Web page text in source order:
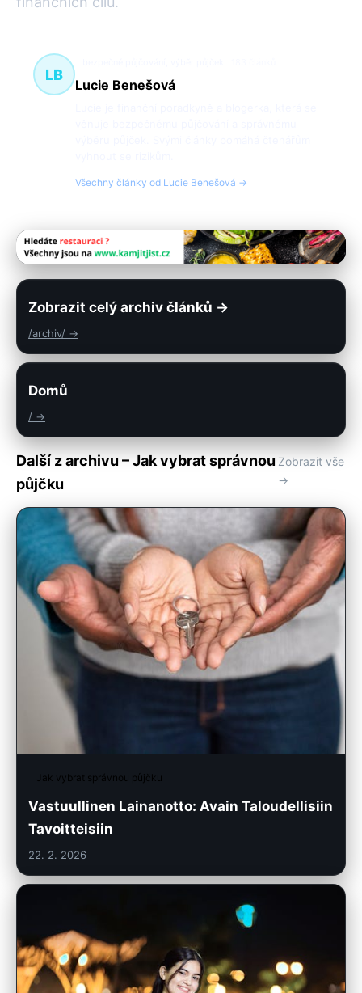
LB
Lucie Benešová
Všechny články od Lucie Benešová →
Zobrazit celý archiv článků →
/archiv/ →
Domů
/ →
Další z archivu – Jak vybrat správnou
půjčku
Zobrazit vše
→
Jak vybrat správnou půjčku
Vastuullinen Lainanotto: Avain Taloudellisiin
Tavoitteisiin
22. 2. 2026